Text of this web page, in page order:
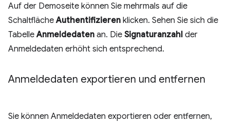
Auf der Demoseite können Sie mehrmals auf die
SchaltflächeAuthentifizieren klicken. Sehen Sie sich die
TabelleAnmeldedaten an. Die Signaturanzahl der
Anmeldedaten erhöht sich entsprechend.
Anmeldedaten exportieren und entfernen
Sie können Anmeldedaten exportieren oder entfernen,